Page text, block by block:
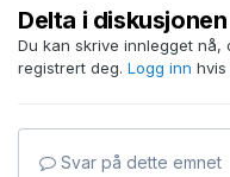
Delta i diskusjonen
Du kan skrive innlegget
registrert deg. Logg inn
Svar på dette emnet